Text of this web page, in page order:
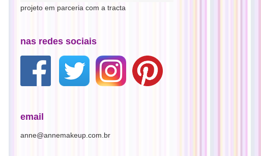
projeto em parceria com a tracta
nas redes sociais
email
anne@annemakeup.com.br